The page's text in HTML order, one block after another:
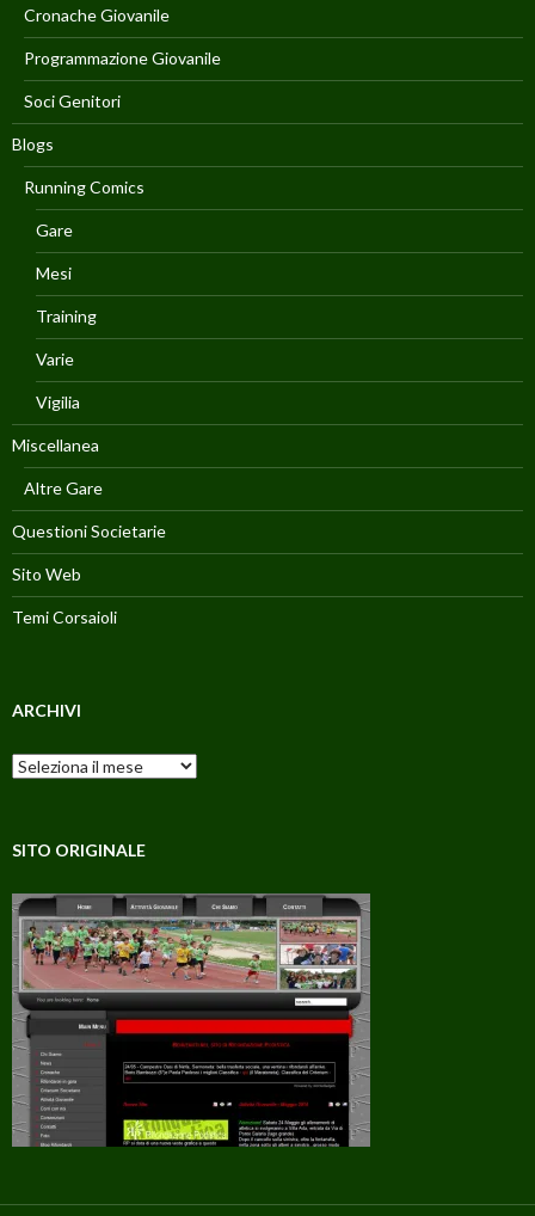
Cronache Giovanile
Programmazione Giovanile
Soci Genitori
Blogs
Running Comics
Gare
Mesi
Training
Varie
Vigilia
Miscellanea
Altre Gare
Questioni Societarie
Sito Web
Temi Corsaioli
ARCHIVI
Archivi
SITO ORIGINALE